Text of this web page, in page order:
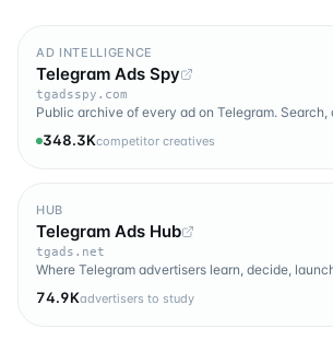
AD INTELLIGENCE
Telegram Ads Spy
tgadsspy.com
Public archive of every ad on Telegram.
348.3Kcompetitor creatives
HUB
Telegram Ads Hub
tgads.net
Where Telegram advertisers learn, decide,
74.9Kadvertisers to study